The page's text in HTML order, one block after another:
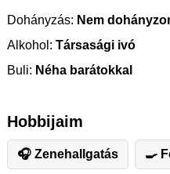
Dohányzás: Nem
Alkohol: Társasági ivó
Buli: Néha barátokkal
Hobbijaim
🎧 Zenehallgatás 🍳